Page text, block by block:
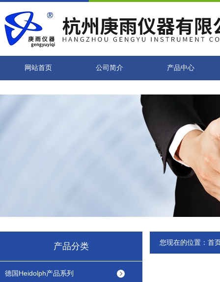
网站首页 公司简介 产品中心
产品分类
德国Heidolph产品系列
您现在的位置： 首